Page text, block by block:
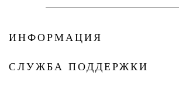
ИНФОРМАЦИЯ
СЛУЖБА ПОДДЕРЖКИ